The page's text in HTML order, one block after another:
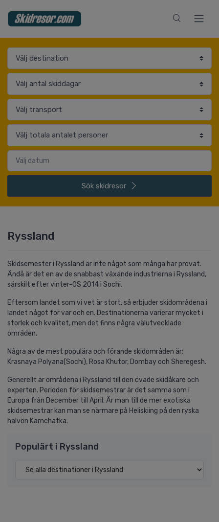
Sök skidresor
Ryssland
Skidsemester i Ryssland är inte något som många har provat.
Ändå är det en av de snabbast växande industrierna i Ryssland,
särskilt efter vinter-OS 2014 i Sochi.
Eftersom landet som vi vet är stort, så erbjuder skidområdena i
landet något för var och en. Destinationerna varierar mycket i
storlek och kvalitet, men det finns några välutvecklade
områden.
Några av de mest populära och förande skidområden är:
Krasnaya Polyana(Sochi), Rosa Khutor, Dombay och Sheregesh.
Generellt är områdena i Ryssland till den övade skidåkare och
experten. Perioden för skidsemestrar är det samma som i
Europa från December till April. Är man till de mer exotiska
skidsemestrar kan man se närmare på Heliskiing på den ryska
halvön Kamchatka.
Populärt i Ryssland